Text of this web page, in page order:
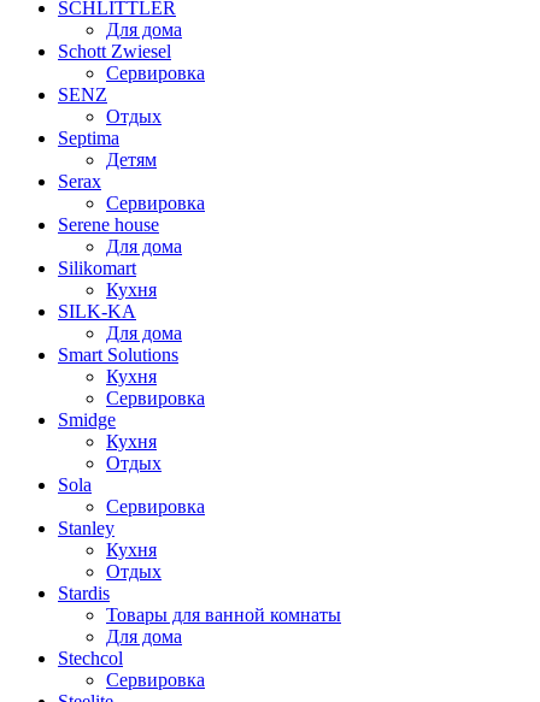
SCHLITTLER
Для дома
Schott Zwiesel
Сервировка
SENZ
Отдых
Septima
Детям
Serax
Сервировка
Serene house
Для дома
Silikomart
Кухня
SILK-KA
Для дома
Smart Solutions
Кухня
Сервировка
Smidge
Кухня
Отдых
Sola
Сервировка
Stanley
Кухня
Отдых
Stardis
Товары для ванной комнаты
Для дома
Stechcol
Сервировка